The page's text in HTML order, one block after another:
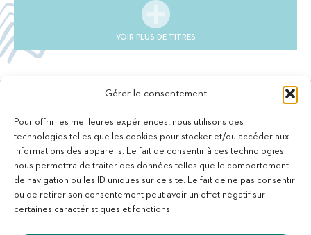
Gérer le consentement
Pour offrir les meilleures expériences, nous utilisons des
technologies telles que les cookies pour stocker et/ou accéder aux
informations des appareils. Le fait de consentir à ces technologies
nous permettra de traiter des données telles que le comportement
de navigation ou les ID uniques sur ce site. Le fait de ne pas consentir
ou de retirer son consentement peut avoir un effet négatif sur
certaines caractéristiques et fonctions.
VOIR PLUS DE TITRES
11 bis Rue des Novalles
21240 Talant - France
+33 (0)3 80 59 22 88
Membre de la Fédération des Aveugles de France
Membre du collectif Les Éditeurs Atypiques